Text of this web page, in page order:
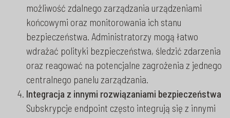
możliwość zdalnego zarządzania urządzeniami
końcowymi oraz monitorowania ich stanu
bezpieczeństwa. Administratorzy mogą łatwo
wdrażać polityki bezpieczeństwa, śledzić zdarzenia
oraz reagować na potencjalne zagrożenia z jednego
centralnego panelu zarządzania.
Integracja z innymi rozwiązaniami bezpieczeństwa
Subskrypcje endpoint często integrują się z innymi